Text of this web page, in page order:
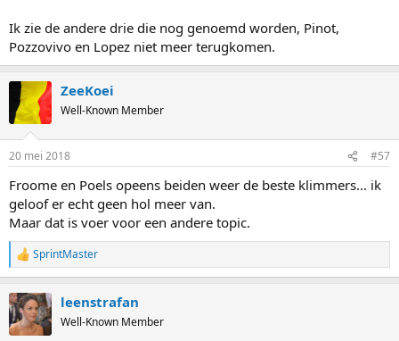
Ik zie de andere drie die nog genoemd worden, Pinot,
Pozzovivo en Lopez niet meer terugkomen.
ZeeKoei
Well-Known Member
20 mei 2018 #57
Froome en Poels opeens beiden weer de beste klimmers... ik
geloof er echt geen hol meer van.
Maar dat is voer voor een andere topic.
R
e
c
t
i
SprintMaster
leenstrafan
Well-Known Member